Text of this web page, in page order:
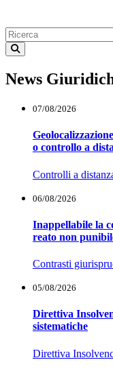
News
07/08/2026
o controllo a
Controlli a
06/08/2026
Inappellabile la
reato non
Contrasti
05/08/2026
Direttiva
sistematiche
Direttiva